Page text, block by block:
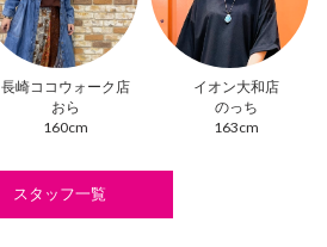
長崎ココウォーク店
おら
160cm
イオン大和店
のっち
163cm
スタッフ一覧